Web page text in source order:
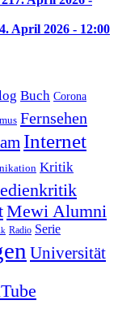
April 2026 - 12:00
Buch Corona
Fernsehen
Internet
Kritik
Mewi Alumni
Radio Serie
Universität